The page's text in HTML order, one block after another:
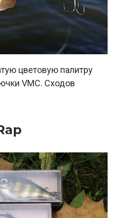
цветовую палитру
VMC. Сходов